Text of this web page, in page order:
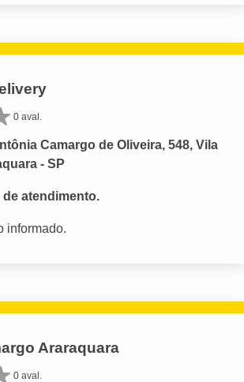
0 aval.
Camargo de Oliveira, 548, Vila
- SP
atendimento.
informado.
Araraquara
0 aval.